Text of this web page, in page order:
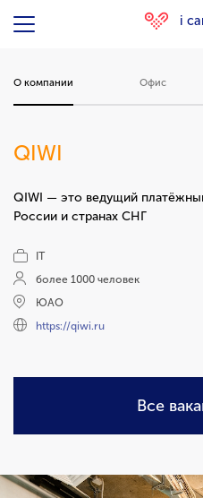
i
О компании Офис
QIWI
QIWI — это ведущий
России и странах СНГ
IT
более 1000 человек
ЮАО
https://qiwi.ru
Все